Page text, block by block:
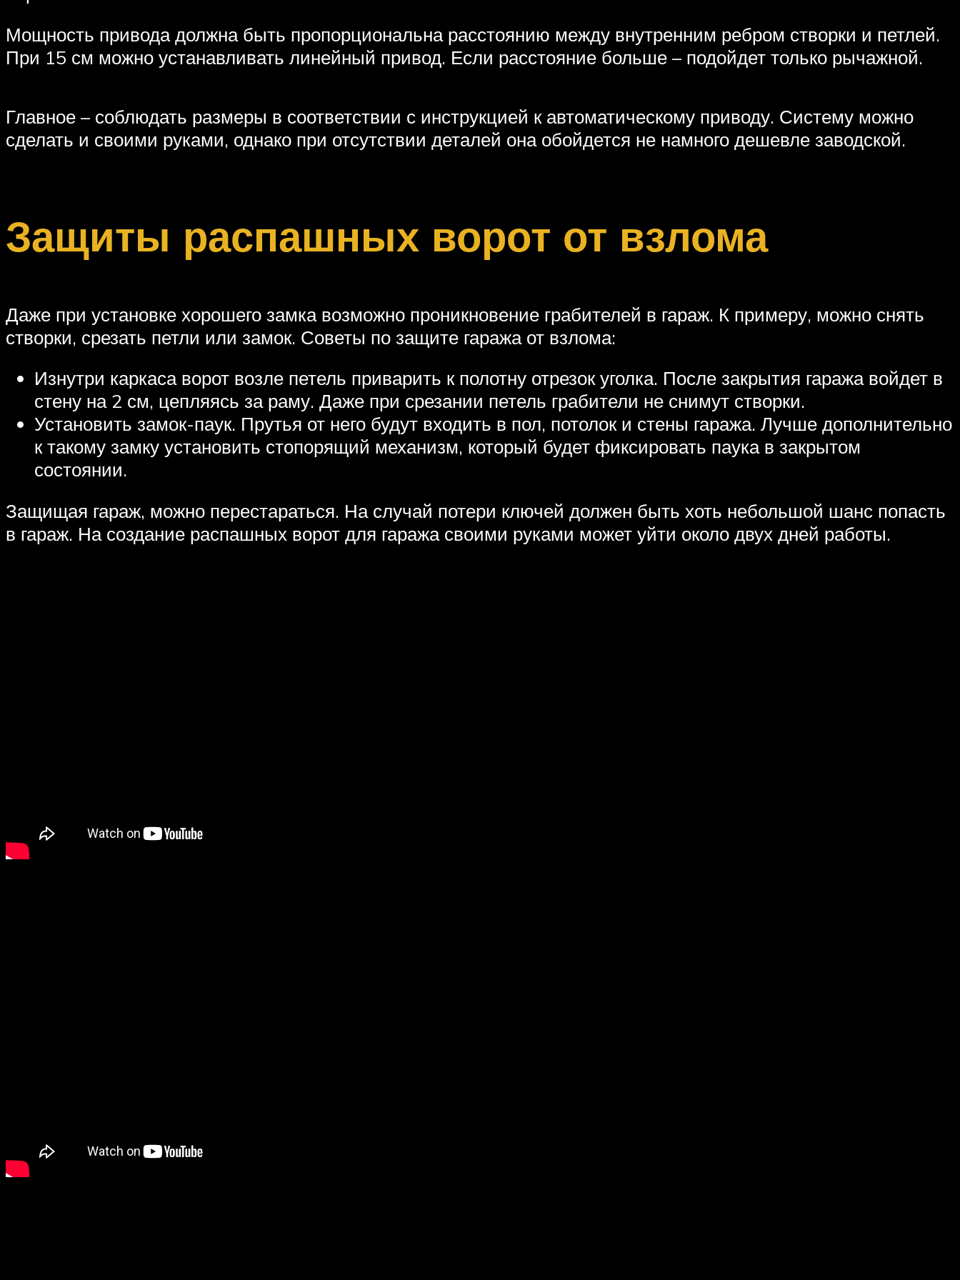
Мощность привода должна быть пропорциональна расстоянию между внутренним ребром створки и петлей.
При 15 см можно устанавливать линейный привод. Если расстояние больше – подойдет только рычажной.
Главное – соблюдать размеры в соответствии с инструкцией к автоматическому приводу. Систему можно
сделать и своими руками, однако при отсутствии деталей она обойдется не намного дешевле заводской.
Защиты распашных ворот от взлома
Даже при установке хорошего замка возможно проникновение грабителей в гараж. К примеру, можно снять
створки, срезать петли или замок. Советы по защите гаража от взлома:
Изнутри каркаса ворот возле петель приварить к полотну отрезок уголка. После закрытия гаража войдет в
стену на 2 см, цепляясь за раму. Даже при срезании петель грабители не снимут створки.
Установить замок-паук. Прутья от него будут входить в пол, потолок и стены гаража. Лучше дополнительно
к такому замку установить стопорящий механизм, который будет фиксировать паука в закрытом
состоянии.
Защищая гараж, можно перестараться. На случай потери ключей должен быть хоть небольшой шанс попасть
в гараж. На создание распашных ворот для гаража своими руками может уйти около двух дней работы.